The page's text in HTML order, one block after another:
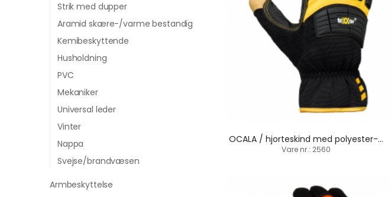
Strik med dupper
Aramid skære-/varme bestandig
Kemibeskyttende
Husholdning
PVC
Mekaniker
Universal leder
Vinter
Nappa
Svejse/brandvæsen
Armbeskyttelse
OCALA / hjorteskind med polyester-elastan / manchetbund
Vare nr.: 2560